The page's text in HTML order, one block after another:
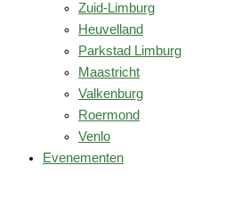
Zuid-Limburg
Heuvelland
Parkstad Limburg
Maastricht
Valkenburg
Roermond
Venlo
Evenementen